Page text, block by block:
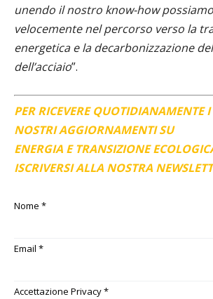
unendo il nostro know-how
velocemente nel percorso verso la
energetica e la decarbonizzazione
dell’acciaio”.
PER RICEVERE QUOTIDIANAMENTE I
NOSTRI AGGIORNAMENTI SU
ENERGIA E TRANSIZIONE
ISCRIVERSI ALLA NOSTRA
Nome *
Email *
Accettazione Privacy*